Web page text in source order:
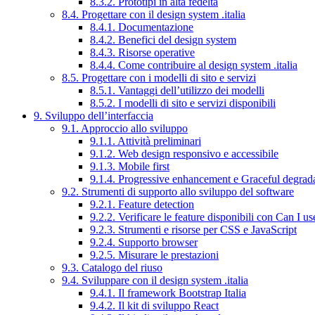
8.4. Progettare con il design system .italia
8.4.1. Documentazione
8.4.2. Benefici del design system
8.4.3. Risorse operative
8.4.4. Come contribuire al design system .italia
8.5. Progettare con i modelli di sito e servizi
8.5.1. Vantaggi dell’utilizzo dei modelli
8.5.2. I modelli di sito e servizi disponibili
9. Sviluppo dell’interfaccia
9.1. Approccio allo sviluppo
9.1.1. Attività preliminari
9.1.2. Web design responsivo e accessibile
9.1.3. Mobile first
9.1.4. Progressive enhancement e Graceful
9.2. Strumenti di supporto allo sviluppo del software
9.2.1. Feature detection
9.2.2. Verificare le feature disponibili con Can I
9.2.3. Strumenti e risorse per CSS e JavaScript
9.2.4. Supporto browser
9.2.5. Misurare le prestazioni
9.3. Catalogo del riuso
9.4. Sviluppare con il design system .italia
9.4.1. Il framework Bootstrap Italia
9.4.2. Il kit di sviluppo React